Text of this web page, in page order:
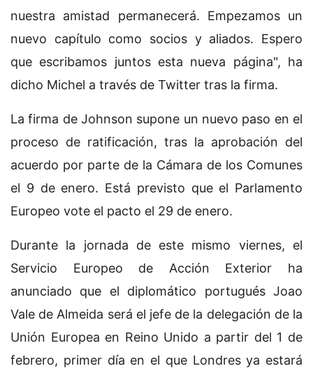
nuestra amistad permanecerá. Empezamos un
nuevo capítulo como socios y aliados. Espero
que escribamos juntos esta nueva página", ha
dicho Michel a través de Twitter tras la firma.
La firma de Johnson supone un nuevo paso en el
proceso de ratificación, tras la aprobación del
acuerdo por parte de la Cámara de los Comunes
el 9 de enero. Está previsto que el Parlamento
Europeo vote el pacto el 29 de enero.
Durante la jornada de este mismo viernes, el
Servicio Europeo de Acción Exterior ha
anunciado que el diplomático portugués Joao
Vale de Almeida será el jefe de la delegación de la
Unión Europea en Reino Unido a partir del 1 de
febrero, primer día en el que Londres ya estará